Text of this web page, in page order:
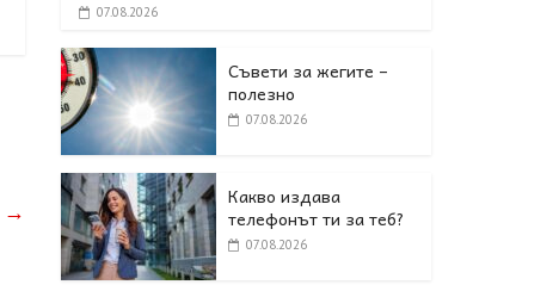
→
07.08.2026
Съвети за жегите –
полезно
07.08.2026
Какво издава
телефонът ти за теб?
07.08.2026